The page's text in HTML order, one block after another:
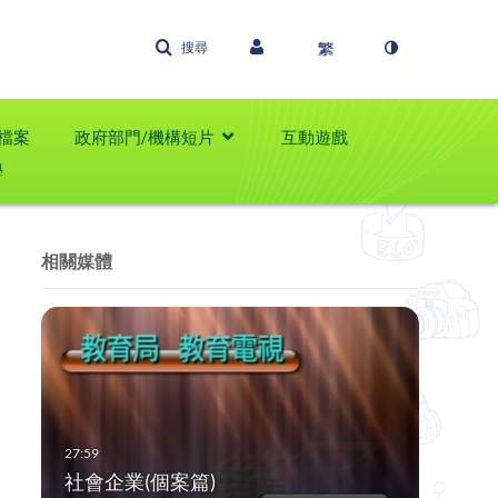
搜尋
案 政府部門/機構短片
互動遊戲
相關媒體
社會企業(個案篇)